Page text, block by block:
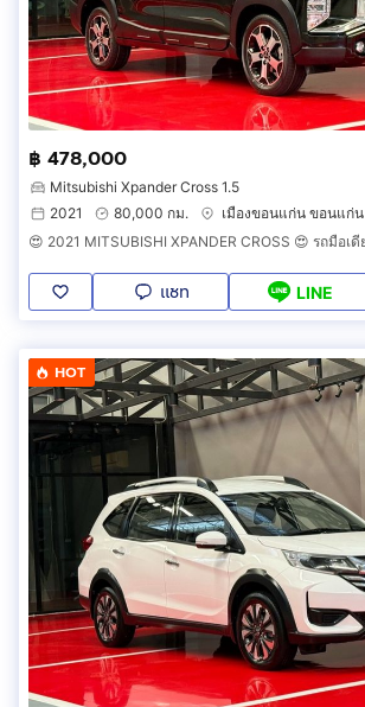
฿ 478,000
Mitsubishi Xpander Cross 1.5
2021
80,000 กม.
เมืองขอนแก่น ขอนแก่น
แชท LINE
HOT